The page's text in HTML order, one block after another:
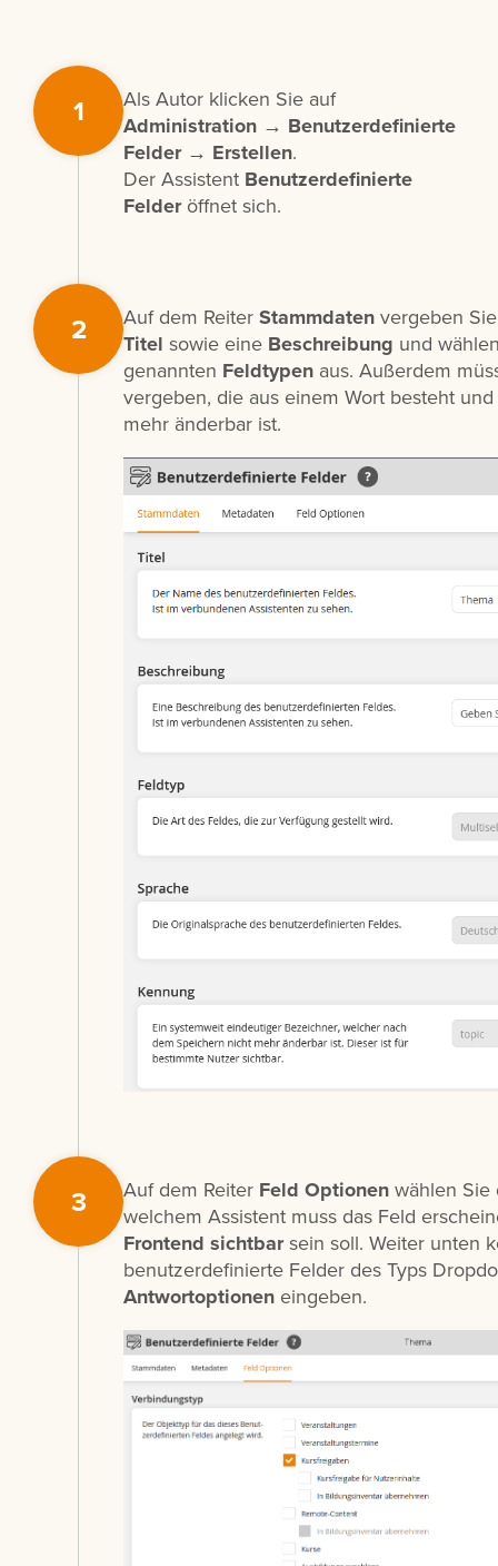
1
Als Autor klicken Sie auf
Administration → Benutzerdefinierte
Felder → Erstellen.
Der Assistent Benutzerdefinierte
Felderöffnet sich.
2 Auf dem ReiterStammdatenvergeben
Titel sowie eine Beschreibung und
genannten Feldtypen aus. Außerdem
vergeben, die aus einem Wort besteht
mehr änderbar ist.
3 Auf dem Reiter Feld Optionenwählen
welchem Assistent muss das Feld
Frontend sichtbarsein soll. Weiter unten
benutzerdefinierte Felder des Typs
Antwortoptionen eingeben.